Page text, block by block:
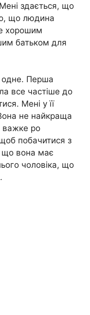
здається, що
що людина
хорошим
батьком для
одне. Перша
все частіше до
Мені у її
не найкраща
важке ро
побачитися з
що вона має
чоловіка, що